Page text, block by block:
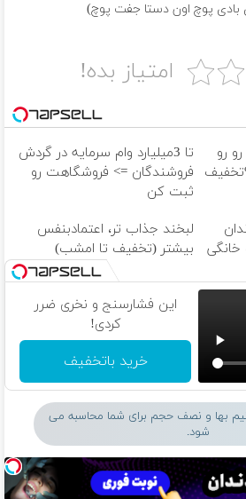
بادى پوچ اون دستا جفت پوچ)
امتیاز بده!
رو
تا 3میلیارد وام سرمایه در گردش
فروشندگان => فروشگاهت رو
ثبت کن
لبخند جذاب تر، اعتمادبنفس
بیشتر (تخفیف تا امشب)
این فشارسنج و نخری ضرر
کردی!
خرید باتخفیف
نیم بها و نصف حجم برای شما محاسبه می
شود.